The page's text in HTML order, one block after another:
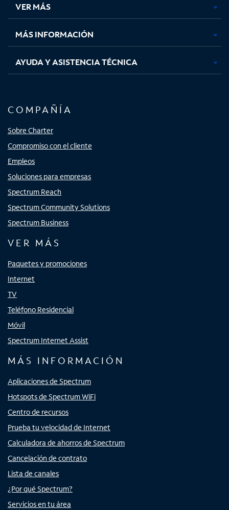
pestaña
nueva
pestaña
nueva
pestaña
nuevanueva
VER MÁS
MÁS INFORMACIÓN
AYUDA Y ASISTENCIA TÉCNICA
COMPAÑÍA
Sobre Charter
Compromiso con el cliente
Empleos
Soluciones para empresas
Spectrum Reach
Spectrum Community Solutions
Spectrum Business
VER MÁS
Paquetes y promociones
Internet
TV
Teléfono Residencial
Móvil
Spectrum Internet Assist
MÁS INFORMACIÓN
Aplicaciones de Spectrum
Hotspots de Spectrum WiFi
Centro de recursos
Prueba tu velocidad de Internet
Calculadora de ahorros de Spectrum
Cancelación de contrato
Lista de canales
¿Por qué Spectrum?
Servicios en tu área